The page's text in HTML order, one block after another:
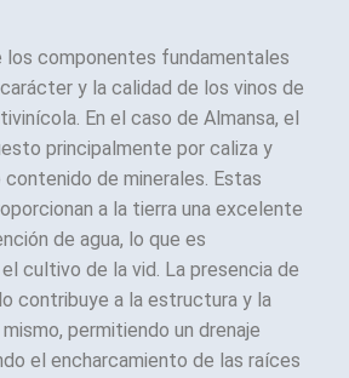
los componentes fundamentales
y la calidad de los vinos de
En el caso de Almansa, el
principalmente por caliza y
de minerales. Estas
a la tierra una excelente
de agua, lo que es
cultivo de la vid. La presencia de
contribuye a la estructura y la
permitiendo un drenaje
el encharcamiento de las raíces